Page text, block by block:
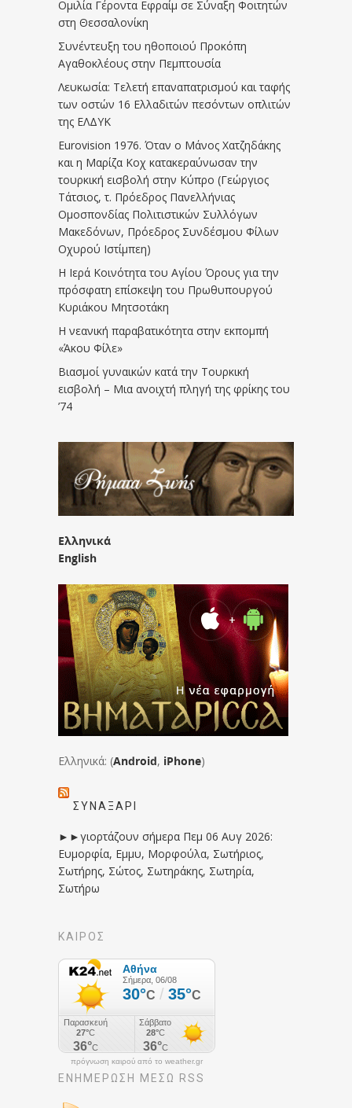
Ομιλία Γέροντα Εφραίμ σε Σύναξη Φοιτητών
στη Θεσσαλονίκη
Συνέντευξη του ηθοποιού Προκόπη
Αγαθοκλέους στην Πεμπτουσία
Λευκωσία: Τελετή επαναπατρισμού και ταφής
των οστών 16 Ελλαδιτών πεσόντων οπλιτών
της ΕΛΔΥΚ
Eurovision 1976. Όταν ο Μάνος Χατζηδάκης
και η Μαρίζα Κοχ κατακεραύνωσαν την
τουρκική εισβολή στην Κύπρο (Γεώργιος
Τάτσιος, τ. Πρόεδρος Πανελλήνιας
Ομοσπονδίας Πολιτιστικών Συλλόγων
Μακεδόνων, Πρόεδρος Συνδέσμου Φίλων
Οχυρού Ιστίμπεη)
Η Ιερά Κοινότητα του Αγίου Όρους για την
πρόσφατη επίσκεψη του Πρωθυπουργού
Κυριάκου Μητσοτάκη
Η νεανική παραβατικότητα στην εκπομπή
«Άκου Φίλε»
Βιασμοί γυναικών κατά την Τουρκική
εισβολή – Μια ανοιχτή πληγή της φρίκης του
’74
Ελληνικά
English
Ελληνικά: (Android, iPhone)
ΣΥΝΑΞΆΡΙ
►►γιορτάζουν σήμερα Πεμ 06 Αυγ 2026:
Ευμορφία, Εμμυ, Μορφούλα, Σωτήριος,
Σωτήρης, Σώτος, Σωτηράκης, Σωτηρία,
Σωτήρω
ΚΑΙΡΟΣ
πρόγνωση καιρού από το weather.gr
ΕΝΗΜΈΡΩΣΉ ΜΕΣΩ RSS